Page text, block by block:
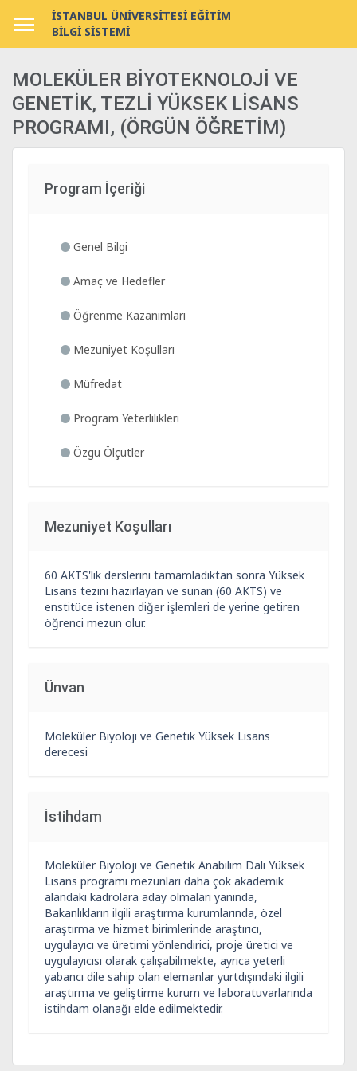
İSTANBUL ÜNİVERSİTESİ EĞİTİM
BİLGİ SİSTEMİ
MOLEKÜLER BİYOTEKNOLOJİ VE
GENETİK, TEZLİ YÜKSEK LİSANS
PROGRAMI, (ÖRGÜN ÖĞRETİM)
Program İçeriği
Genel Bilgi
Amaç ve Hedefler
Öğrenme Kazanımları
Mezuniyet Koşulları
Müfredat
Program Yeterlilikleri
Özgü Ölçütler
Mezuniyet Koşulları
60 AKTS'lik derslerini tamamladıktan sonra Yüksek
Lisans tezini hazırlayan ve sunan (60 AKTS) ve
enstitüce istenen diğer işlemleri de yerine getiren
öğrenci mezun olur.
Ünvan
Moleküler Biyoloji ve Genetik Yüksek Lisans
derecesi
İstihdam
Moleküler Biyoloji ve Genetik Anabilim Dalı Yüksek
Lisans programı mezunları daha çok akademik
alandaki kadrolara aday olmaları yanında,
Bakanlıkların ilgili araştırma kurumlarında, özel
araştırma ve hizmet birimlerinde araştırıcı,
uygulayıcı ve üretimi yönlendirici, proje üretici ve
uygulayıcısı olarak çalışabilmekte, ayrıca yeterli
yabancı dile sahip olan elemanlar yurtdışındaki ilgili
araştırma ve geliştirme kurum ve laboratuvarlarında
istihdam olanağı elde edilmektedir.